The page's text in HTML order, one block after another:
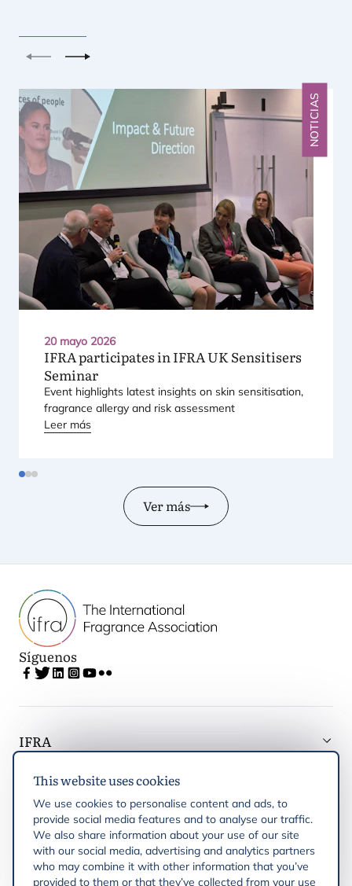
This website uses cookies
We use cookies to personalise content and ads, to
provide social media features and to analyse our traffic.
We also share information about your use of our site
with our social media, advertising and analytics partners
who may combine it with other information that you’ve
provided to them or that they’ve collected from your use
AnteriorSiguiente
20 mayo 2026
NOTICIAS
IFRAparticipates in IFRAUK Sensitisers
Seminar
Event high­lights latest insights on skin sen­si­ti­sa­tion,
fra­gran­ce allergy and risk assessment
Leer más
Ver más
Síguenos
IFRA
Latest updates
IFRA Regiones
Publicaciones